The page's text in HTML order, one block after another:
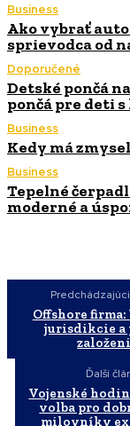
Business
Ako vybrať
sprievodca od
Doporučené
Detské pončá
pončá pre deti
Business
Kedy má
Business
Tepelné
moderné a
Offshore
jurisdikcie a
Ďalší
Vojenské
volba pro
milovníky